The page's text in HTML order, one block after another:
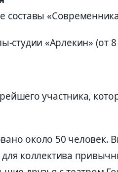
составы
«Арлекин» (от 8
участника,
около 50 человек.
коллектива